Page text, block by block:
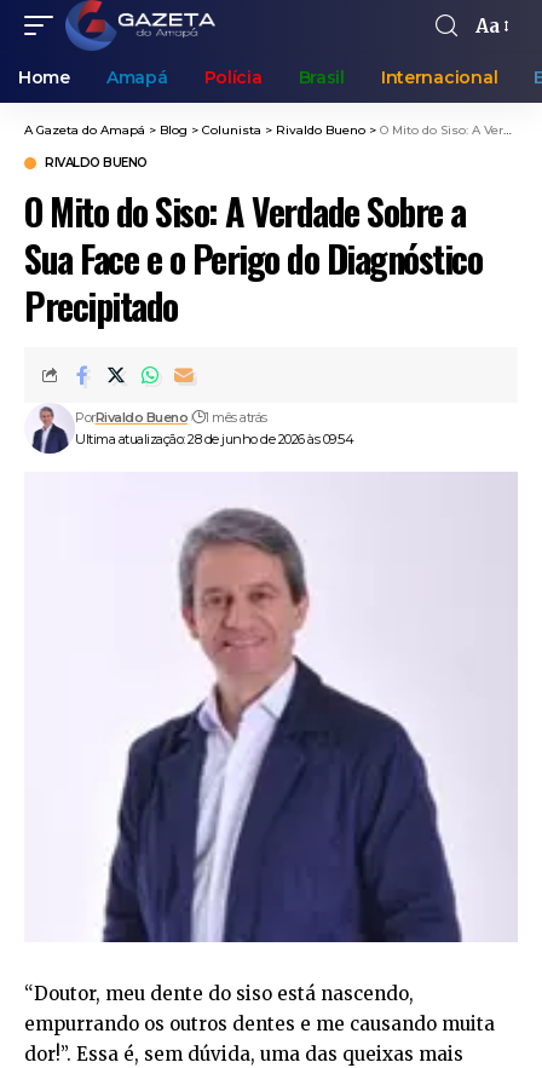
Aa
Home Amapá Polícia Brasil Internacional
A Gazeta do Amapá > Blog > Colunista > Rivaldo Bueno > O Mito do Siso: A Verdade Sobre a Sua Face e o Perigo do Diagnóstico Precipitado
RIVALDO BUENO
O Mito do Siso: A Verdade Sobre a
Sua Face e o Perigo do Diagnóstico
Precipitado
Ultima atualização: 28 de junho de 2026 às 09:54
PorRivaldo Bueno 1 mês atrás
“Doutor, meu dente do siso está nascendo,
empurrando os outros dentes e me causando muita
dor!”. Essa é, sem dúvida, uma das queixas mais